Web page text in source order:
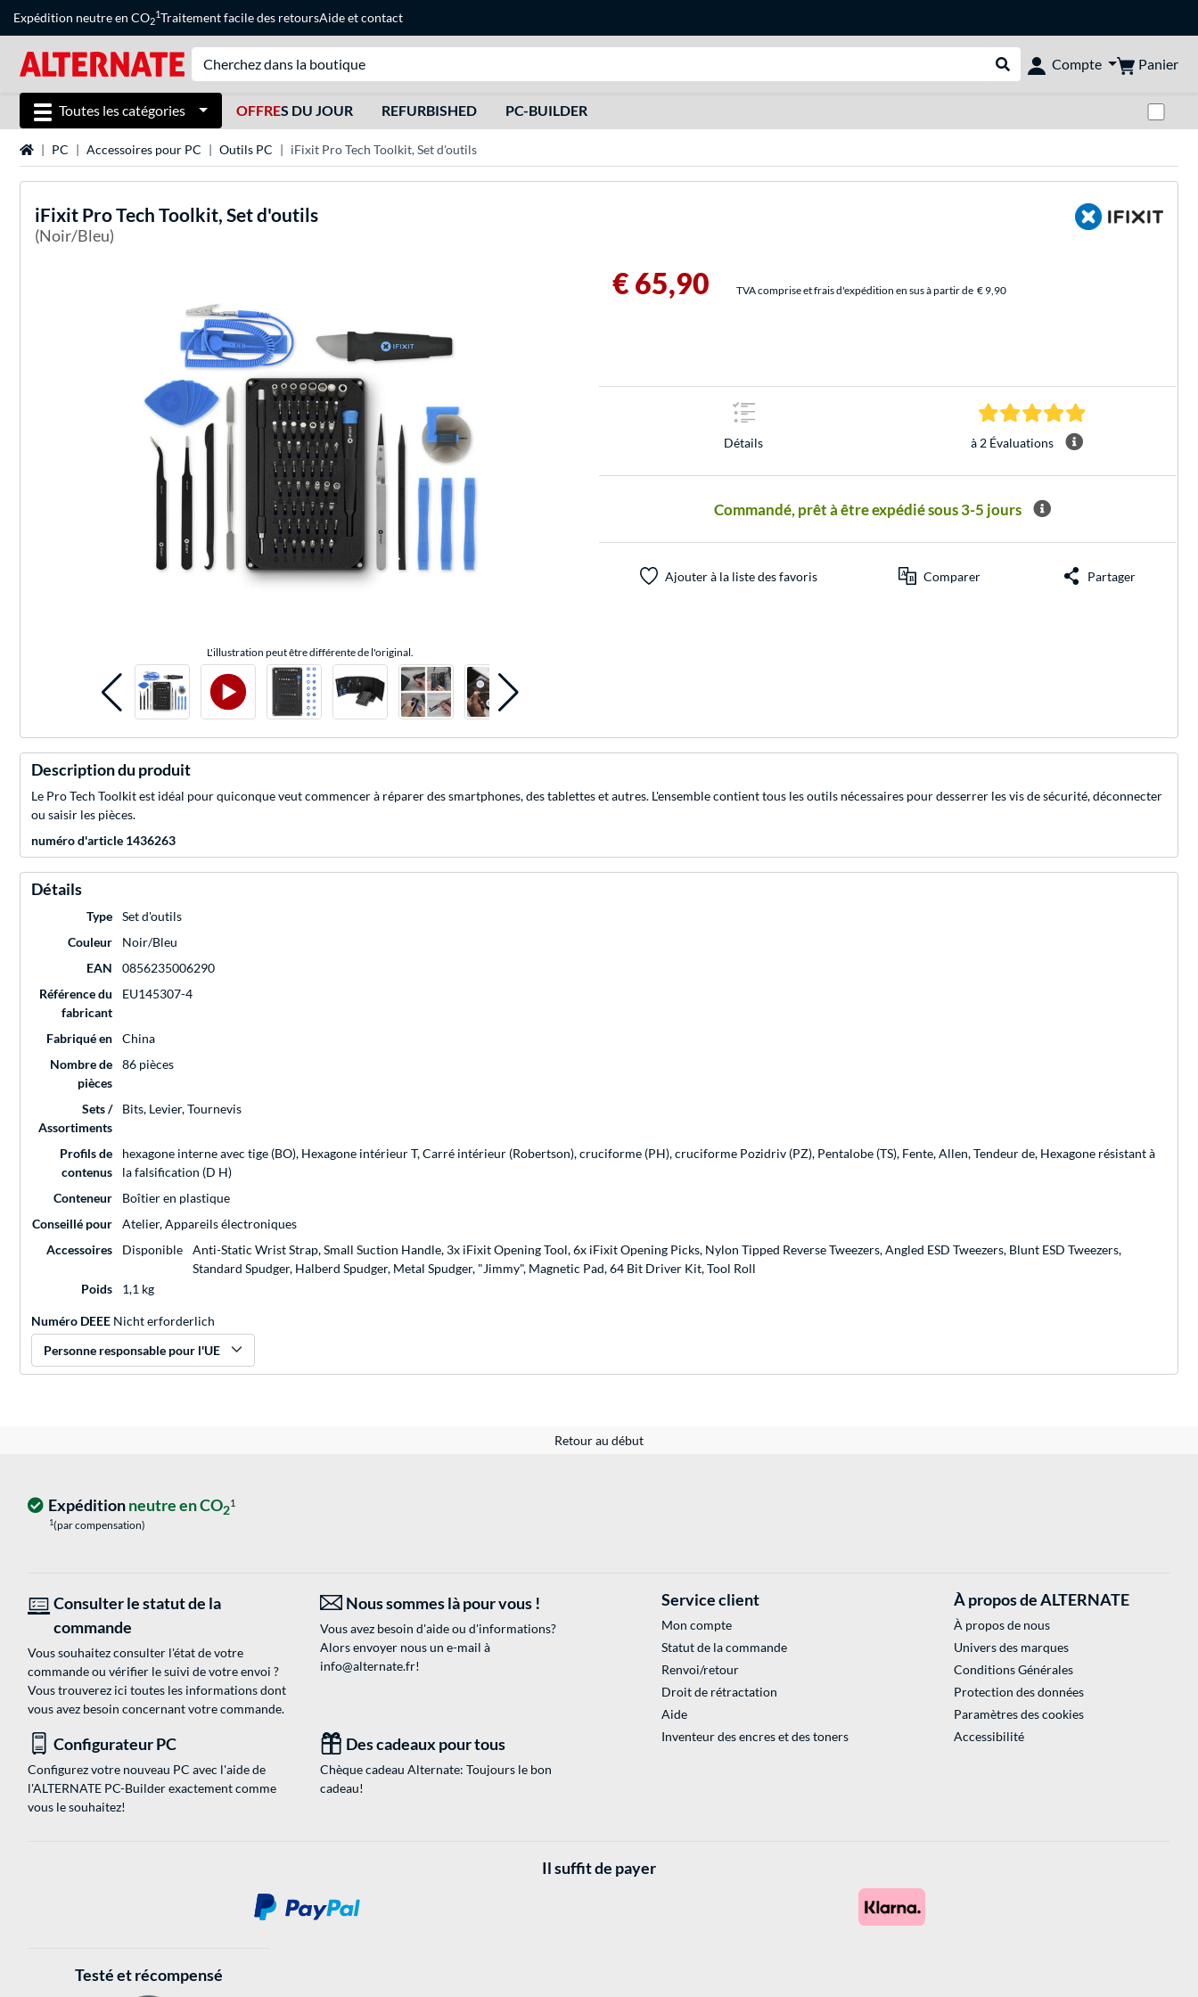
Expédition neutre en CO2
1Traitement facile des retoursAideetcontact
Rechercher dans le shop
Compte Panier
Toutes les catégories OFFRES DU JOUR REFURBISHED PC-BUILDER
Page d'accueil
PC Accessoires pour PC Outils PC iFixit Pro Tech Toolkit, Set d'outils
iFixit Pro Tech Toolkit, Set d'outils
(Noir/Bleu)
L'illustration peut être différente de l'original.
€ 65,90 TVA comprise et frais d'expédition en sus à partir de € 9,90
Détails
5.0 Étoiles à 2
à 2 Évaluations
Commandé, prêt à être expédié sous 3-5 jours
Ajouter à la liste des favoris Comparer Partager
Description du produit
Le Pro Tech Toolkit est idéal pour quiconque veut commencer à réparer des smartphones, des tablettes et autres. L'ensemble contient tous les outils nécessaires pour desserrer les vis de sécurité, déconnecter
ou saisir les pièces.
numéro d'article 1436263
Détails
Type
Set d'outils
Couleur
Noir/Bleu
EAN
0856235006290
Référence du
fabricant
EU145307-4
Fabriqué en
China
Nombre de
pièces
86 pièces
Sets /
Assortiments
Bits, Levier, Tournevis
Profils de
contenus
hexagone interne avec tige (BO), Hexagone intérieur T, Carré intérieur (Robertson), cruciforme (PH), cruciforme Pozidriv (PZ), Pentalobe (TS), Fente, Allen, Tendeur de, Hexagone résistant à
la falsification (D H)
Conteneur
Boîtier en plastique
Conseillé pour
Atelier, Appareils électroniques
Accessoires
Disponible
Anti-Static Wrist Strap, Small Suction Handle, 3x iFixit Opening Tool, 6x iFixit Opening Picks, Nylon Tipped Reverse Tweezers, Angled ESD Tweezers, Blunt ESD Tweezers,
Standard Spudger, Halberd Spudger, Metal Spudger, "Jimmy", Magnetic Pad, 64 Bit Driver Kit, Tool Roll
Poids
1,1 kg
Numéro DEEE Nicht erforderlich
Personne responsable pour l'UE
Retour au début
Expéditionneutre en CO21
1(par compensation)
Consulter le statut de la
commande
Vous souhaitez consulter l'état de votre
commande ou vérifier le suivi de votre envoi ?
Vous trouverez ici toutes les informations dont
vous avez besoin concernant votre commande.
Nous sommes là pour vous !
Vous avez besoin d'aide ou d'informations?
Alors envoyer nous un e-mail à
info@alternate.fr!
Configurateur PC
Configurez votre nouveau PC avec l'aide de
l'ALTERNATE PC-Builder exactement comme
vous le souhaitez!
Des cadeaux pour tous
Chèque cadeau Alternate: Toujours le bon
cadeau!
Service client
Mon compte
Statut de la commande
Renvoi/retour
Droit de rétractation
Aide
Inventeur des encres et des toners
À propos de ALTERNATE
À propos de nous
Univers des marques
Conditions Générales
Protection des données
Paramètres des cookies
Accessibilité
Il suffit de payer
Testé et récompensé